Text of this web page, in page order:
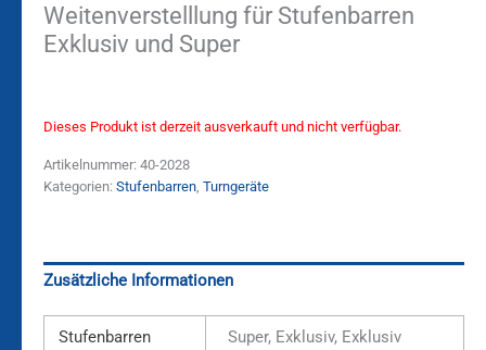
Weitenverstelllung für Stufenbarren
Exklusiv und Super
Dieses Produkt ist derzeit ausverkauft und nicht verfügbar.
Artikelnummer: 40-2028
Kategorien: Stufenbarren, Turngeräte
Zusätzliche Informationen
Stufenbarren Super, Exklusiv, Exklusiv